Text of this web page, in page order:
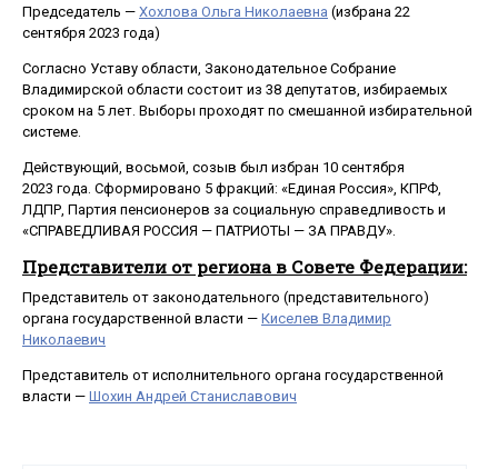
Председатель — Хохлова Ольга Николаевна (избрана 22
сентября 2023 года)
Согласно Уставу области, Законодательное Собрание
Владимирской области состоит из 38 депутатов, избираемых
сроком на 5 лет. Выборы проходят по смешанной избирательной
системе.
Действующий, восьмой, созыв был избран 10 сентября
2023 года. Сформировано 5 фракций: «Единая Россия», КПРФ,
ЛДПР, Партия пенсионеров за социальную справедливость и
«СПРАВЕДЛИВАЯ РОССИЯ — ПАТРИОТЫ — ЗА ПРАВДУ».
Представители от региона в Совете Федерации:
Представитель от законодательного (представительного)
органа государственной власти — Киселев Владимир
Николаевич
Представитель от исполнительного органа государственной
власти — Шохин Андрей Станиславович